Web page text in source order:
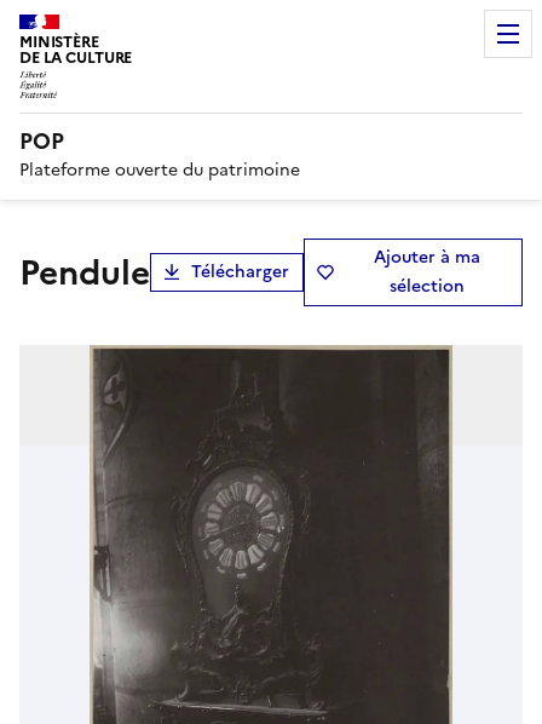
MINISTÈRE
DE LA CULTURE
POP
Plateforme ouverte du patrimoine
Pendule Télécharger
Ajouter à ma
sélection